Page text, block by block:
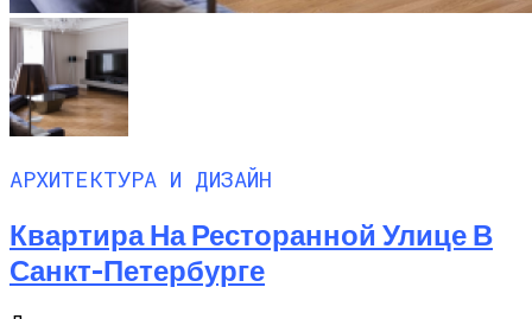
АРХИТЕКТУРА И ДИЗАЙН
Квартира На Ресторанной Улице В
Санкт-Петербурге